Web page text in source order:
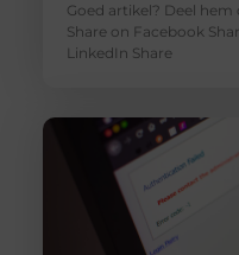
Goed artikel? Deel hem
Share on Facebook
LinkedIn Share